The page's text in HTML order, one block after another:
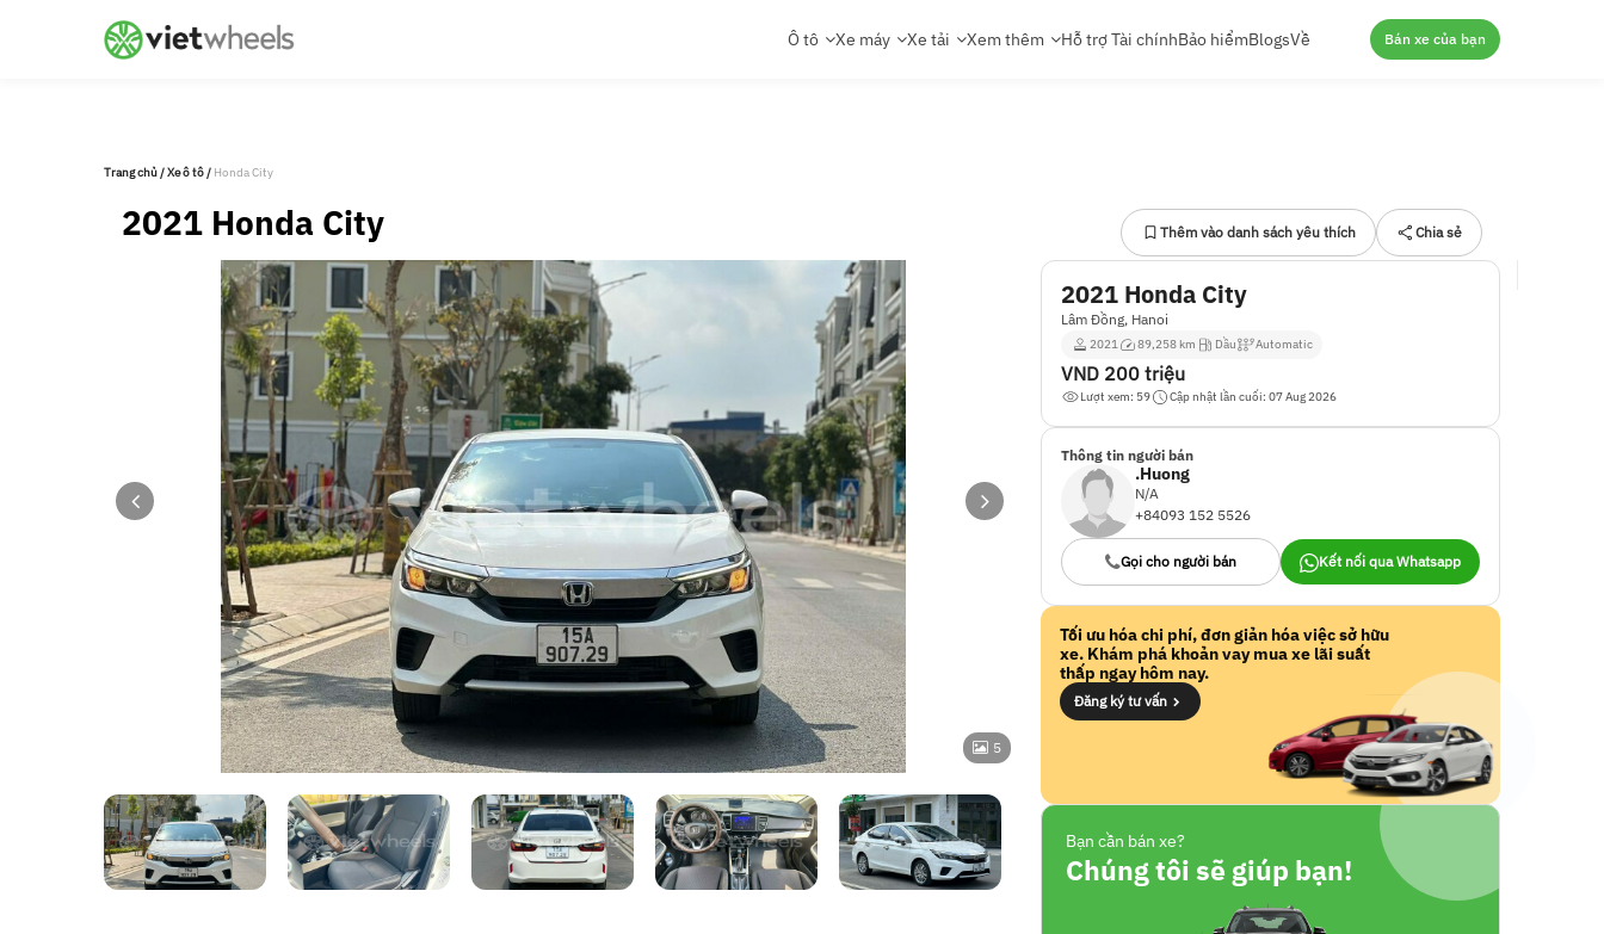
Ô tô
Xe máy Xe tải Xem thêm Hỗ trợ Tài chínhBảo hiểmBlogsVề Bán xe của bạn
Trang chủ/Xe ô tô/ Honda City
2021 Honda City Thêm vào danh sách yêu thích Chia sẻ
5
2021 Honda City
Lâm Đồng, Hanoi
2021 89,258 km Dầu Automatic
VND 200 triệu
Lượt xem: 59 Cập nhật lần cuối: 07 Aug 2026
Thông tin người bán
.Huong
N/A
+84093 152 5526
Gọi cho người bán Kết nối qua Whatsapp
Tối ưu hóa chi phí, đơn giản hóa việc sở hữu
xe. Khám phá khoản vay mua xe lãi suất
thấp ngay hôm nay.
Đăng ký tư vấn
Bạn cần bán xe?
Chúng tôi sẽ giúp bạn!